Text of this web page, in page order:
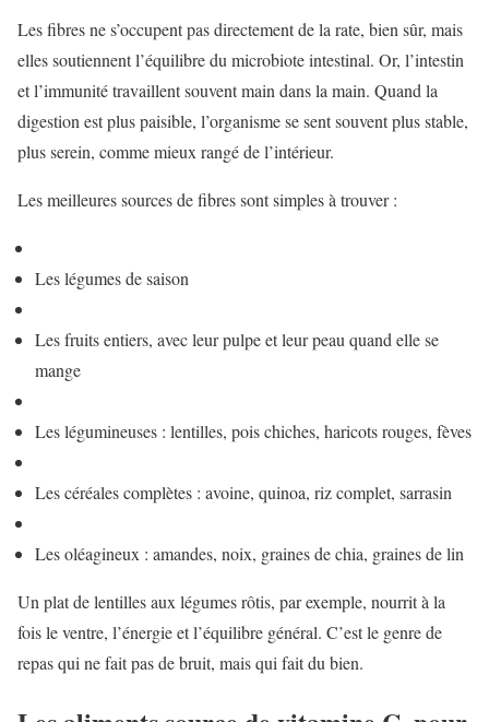
Les fibres ne s’occupent pas directement de la rate, bien sûr, mais
elles soutiennent l’équilibre du microbiote intestinal. Or, l’intestin
et l’immunité travaillent souvent main dans la main. Quand la
digestion est plus paisible, l’organisme se sent souvent plus stable,
plus serein, comme mieux rangé de l’intérieur.
Les meilleures sources de fibres sont simples à trouver :
Les légumes de saison
Les fruits entiers, avec leur pulpe et leur peau quand elle se
mange
Les légumineuses : lentilles, pois chiches, haricots rouges, fèves
Les céréales complètes : avoine, quinoa, riz complet, sarrasin
Les oléagineux : amandes, noix, graines de chia, graines de lin
Un plat de lentilles aux légumes rôtis, par exemple, nourrit à la
fois le ventre, l’énergie et l’équilibre général. C’est le genre de
repas qui ne fait pas de bruit, mais qui fait du bien.